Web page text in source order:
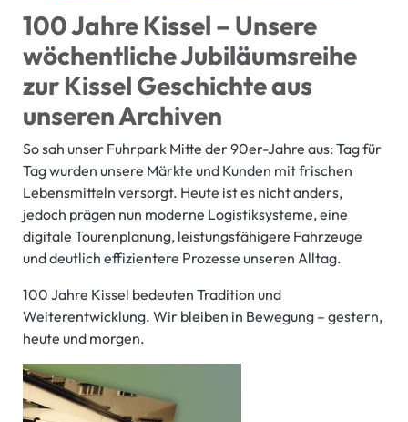
100 Jahre Kissel – Unsere
wöchentliche Jubiläumsreihe
zur Kissel Geschichte aus
unseren Archiven
So sah unser Fuhrpark Mitte der 90er-Jahre aus: Tag für
Tag wurden unsere Märkte und Kunden mit frischen
Lebensmitteln versorgt. Heute ist es nicht anders,
jedoch prägen nun moderne Logistiksysteme, eine
digitale Tourenplanung, leistungsfähigere Fahrzeuge
und deutlich effizientere Prozesse unseren Alltag.
100 Jahre Kissel bedeuten Tradition und
Weiterentwicklung. Wir bleiben in Bewegung – gestern,
heute und morgen.